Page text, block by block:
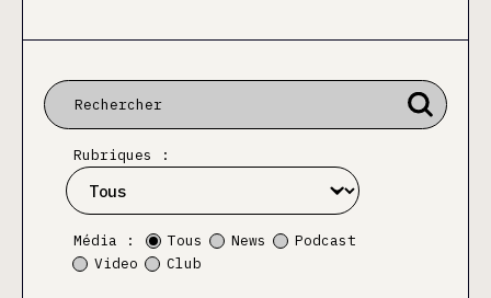
Rubriques :
Média : Tous News
Podcast
Video
Club